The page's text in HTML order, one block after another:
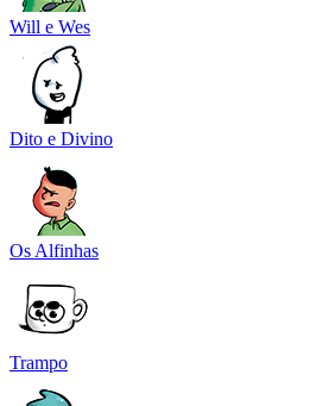
Will e Wes
Dito e Divino
Os Alfinhas
Trampo